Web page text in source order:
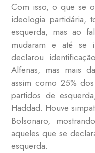
Com isso, o que se
ideologia partidária,
esquerda, mas ao
mudaram e até se
declarou
Alfenas, mas mais
assim como 25%
partidos de
Haddad. Houve
Bolsonaro,
aqueles que se
esquerda.